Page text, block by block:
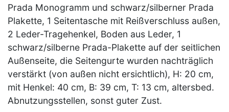
Prada Monogramm und schwarz/silberner Prada
Plakette, 1 Seitentasche mit Reißverschluss außen,
2 Leder-Tragehenkel, Boden aus Leder, 1
schwarz/silberne Prada-Plakette auf der seitlichen
Außenseite, die Seitengurte wurden nachträglich
verstärkt (von außen nicht ersichtlich), H: 20 cm,
mit Henkel: 40 cm, B: 39 cm, T: 13 cm, altersbed.
Abnutzungsstellen, sonst guter Zust.